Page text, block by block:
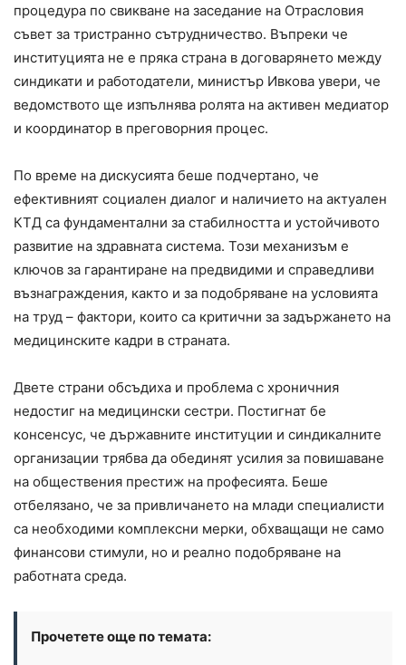
процедура по свикване на заседание на Отрасловия
съвет за тристранно сътрудничество. Въпреки че
институцията не е пряка страна в договарянето между
синдикати и работодатели, министър Ивкова увери, че
ведомството ще изпълнява ролята на активен медиатор
и координатор в преговорния процес.
По време на дискусията беше подчертано, че
ефективният социален диалог и наличието на актуален
КТД са фундаментални за стабилността и устойчивото
развитие на здравната система. Този механизъм е
ключов за гарантиране на предвидими и справедливи
възнаграждения, както и за подобряване на условията
на труд – фактори, които са критични за задържането на
медицинските кадри в страната.
Двете страни обсъдиха и проблема с хроничния
недостиг на медицински сестри. Постигнат бе
консенсус, че държавните институции и синдикалните
организации трябва да обединят усилия за повишаване
на обществения престиж на професията. Беше
отбелязано, че за привличането на млади специалисти
са необходими комплексни мерки, обхващащи не само
финансови стимули, но и реално подобряване на
работната среда.
Прочетете още по темата: